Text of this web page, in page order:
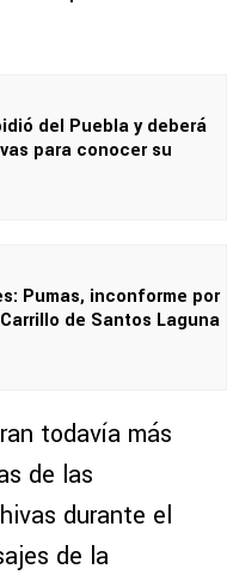
del Puebla y deberá
para conocer su
Pumas, inconforme por
de Santos Laguna
todavía más
de las
durante el
de la